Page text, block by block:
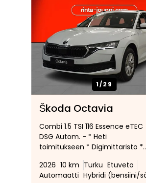
1/29
Škoda Octavia
Combi 1.5 TSI 116 Essence eTEC
DSG Autom. - * Heti
toimitukseen * Digimittaristo *
Kaistanvaihtovaroitin * LED-
ajovalot *
2026 10 km Turku Etuveto
Automaatti Hybridi (bensiini/